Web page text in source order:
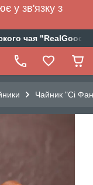
у зв'язку з
чая
Чайник "Сі